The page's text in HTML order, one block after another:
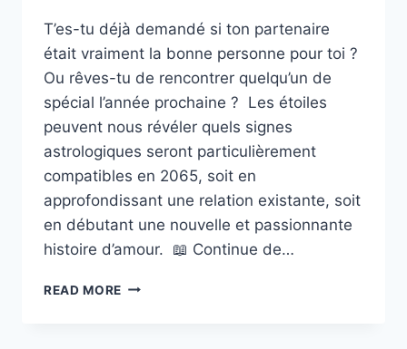
T’es-tu déjà demandé si ton partenaire
était vraiment la bonne personne pour toi ?
Ou rêves-tu de rencontrer quelqu’un de
spécial l’année prochaine ? Les étoiles
peuvent nous révéler quels signes
astrologiques seront particulièrement
compatibles en 2065, soit en
approfondissant une relation existante, soit
en débutant une nouvelle et passionnante
histoire d’amour. 📖 Continue de…
READ MORE 5